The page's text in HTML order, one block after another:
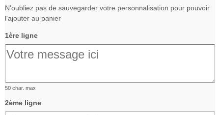
N'oubliez pas de sauvegarder votre personnalisation pour pouvoir
l'ajouter au panier
1ère ligne
50 char. max
2ème ligne